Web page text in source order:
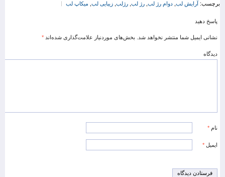
برچسب: آرایش لب دوام رژ لب رژ لب رژلب زیبایی لب میکاپ لب
پاسخ دهید
نشانی ایمیل شما منتشر نخواهد شد. بخش‌های موردنیاز علامت‌گذاری شده‌اند *
دیدگاه
نام *
ایمیل *